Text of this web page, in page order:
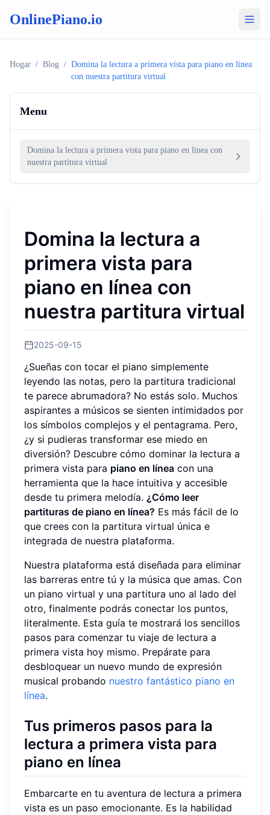
OnlinePiano.io
Hogar / Blog / Domina la lectura a primera vista para piano en línea
con nuestra partitura virtual
Menu
Domina la lectura a primera vista para piano en línea con
nuestra partitura virtual
Domina la lectura a
primera vista para
piano en línea con
nuestra partitura virtual
2025-09-15
¿Sueñas con tocar el piano simplemente
leyendo las notas, pero la partitura tradicional
te parece abrumadora? No estás solo. Muchos
aspirantes a músicos se sienten intimidados por
los símbolos complejos y el pentagrama. Pero,
¿y si pudieras transformar ese miedo en
diversión? Descubre cómo dominar la lectura a
primera vista para piano en línea con una
herramienta que la hace intuitiva y accesible
desde tu primera melodía. ¿Cómo leer
partituras de piano en línea? Es más fácil de lo
que crees con la partitura virtual única e
integrada de nuestra plataforma.
Nuestra plataforma está diseñada para eliminar
las barreras entre tú y la música que amas. Con
un piano virtual y una partitura uno al lado del
otro, finalmente podrás conectar los puntos,
literalmente. Esta guía te mostrará los sencillos
pasos para comenzar tu viaje de lectura a
primera vista hoy mismo. Prepárate para
desbloquear un nuevo mundo de expresión
musical probando nuestro fantástico piano en
línea.
Tus primeros pasos para la
lectura a primera vista para
piano en línea
Embarcarte en tu aventura de lectura a primera
vista es un paso emocionante. Es la habilidad